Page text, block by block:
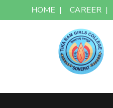
HOME | CAREER |